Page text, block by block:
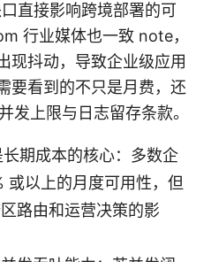
直接影响跨境部署的可
行业媒体也一致 note，
现抖动，导致企业级应用
要看到的不只是月费，还
发上限与日志留存条款。
长期成本的核心：多数企
或以上的月度可用性，但
路由和运营决策的影